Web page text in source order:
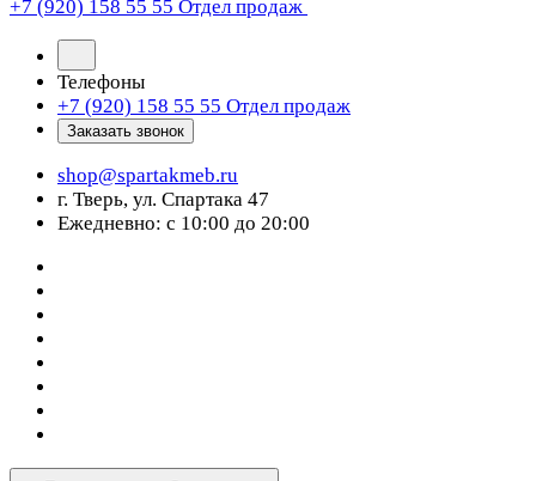
+7 (920) 158 55 55 Отдел продаж
Телефоны
+7 (920) 158 55 55 Отдел продаж
Заказать звонок
shop@spartakmeb.ru
г. Тверь, ул. Спартака 47
Ежедневно: с 10:00 до 20:00